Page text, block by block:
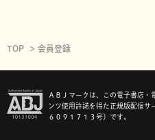
TOP 会員登録
ＡＢＪマークは、この電子書店・
ンツ使用許諾を得た正規版配信
６０９１７１３号）です。